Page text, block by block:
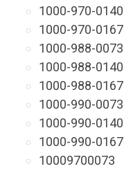
1000-970-0140
1000-970-0167
1000-988-0073
1000-988-0140
1000-988-0167
1000-990-0073
1000-990-0140
1000-990-0167
10009700073